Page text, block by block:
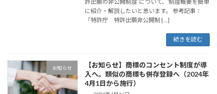
許出願の非公開制度 について、 制度概要を簡単
に紹介・解説したいと思います。 参考記事：
「特許庁 特許出願非公開制 […]
続きを読む
お知らせ
【お知らせ】商標のコンセント制度が導
入へ。類似の商標も併存登録へ（2024年
4月1日から施行）